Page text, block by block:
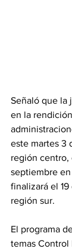
Señaló que la
en la
este martes 3
región centro,
septiembre
finalizará el
región sur.
El programa
temas Control